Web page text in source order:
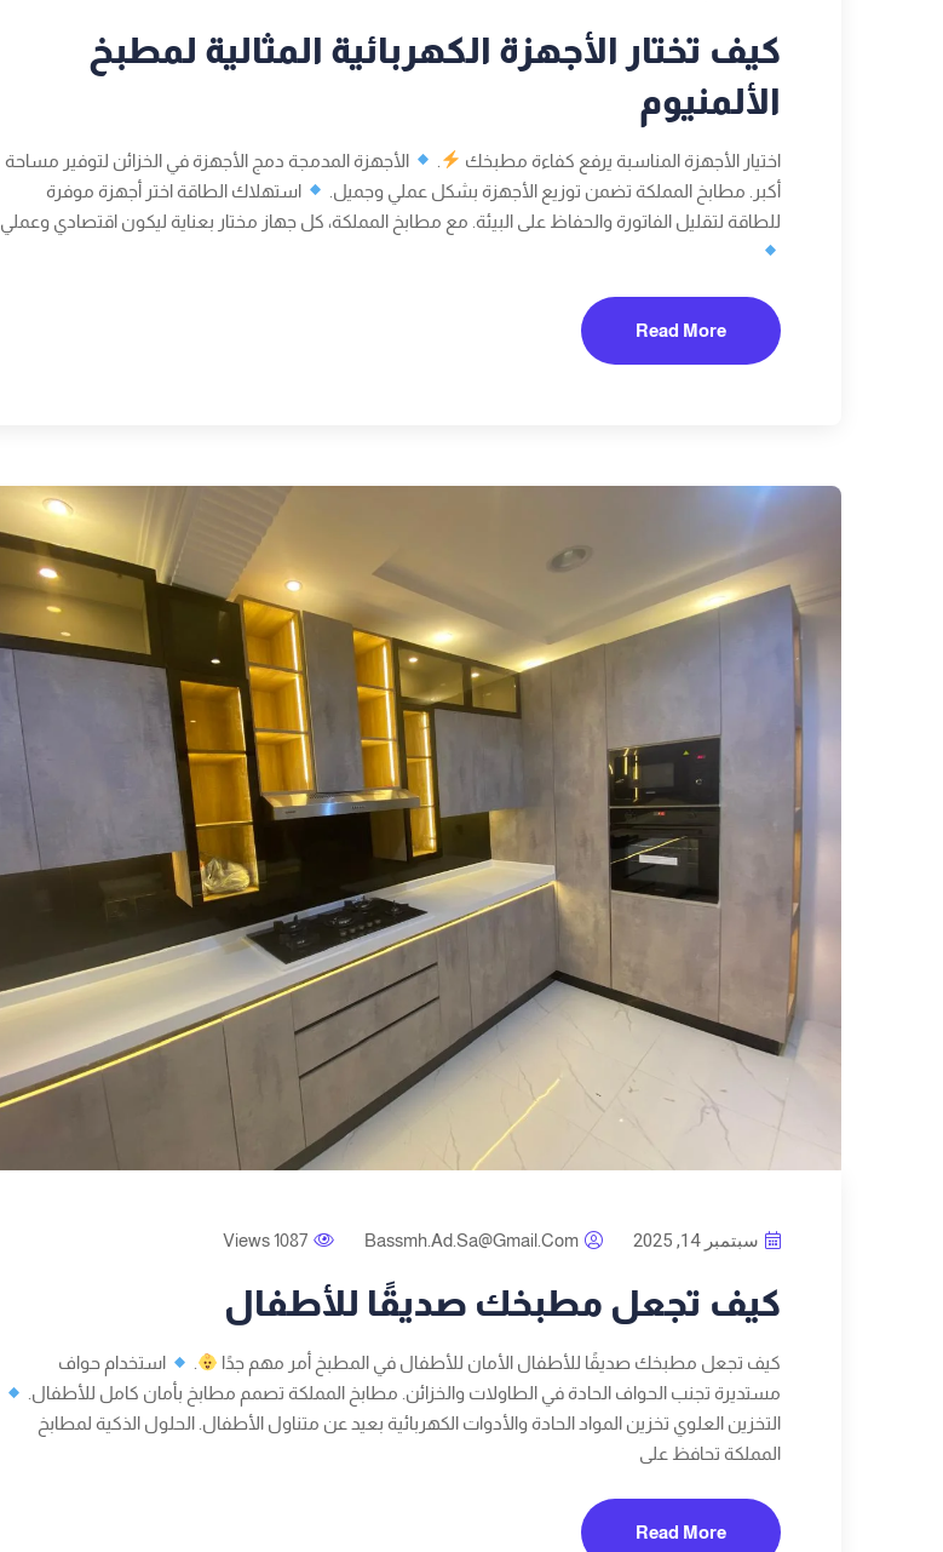
كيف تختار الأجهزة الكهربائية المثالية لمطبخ
الألمنيوم
اختيار الأجهزة المناسبة يرفع كفاءة مطبخك
الأجهزة المدمجة دمج الأجهزة في الخزائن لتوفير مساحة
أكبر. مطابخ المملكة تضمن توزيع الأجهزة بشكل عملي وجميل.
استهلاك الطاقة اختر أجهزة موفرة
للطاقة لتقليل الفاتورة والحفاظ على البيئة. مع مطابخ المملكة، كل جهاز مختار بعناية ليكون اقتصادي وعملي.
Read More
سبتمبر 14, 2025 Bassmh.ad.sa@gmail.com
1087 Views
كيف تجعل مطبخك صديقًا للأطفال
كيف تجعل مطبخك صديقًا للأطفال الأمان للأطفال في المطبخ أمر مهم جدًا
استخدام حواف
مستديرة تجنب الحواف الحادة في الطاولات والخزائن. مطابخ المملكة تصمم مطابخ بأمان كامل للأطفال.
التخزين العلوي تخزين المواد الحادة والأدوات الكهربائية بعيد عن متناول الأطفال. الحلول الذكية لمطابخ
المملكة تحافظ على
Read More